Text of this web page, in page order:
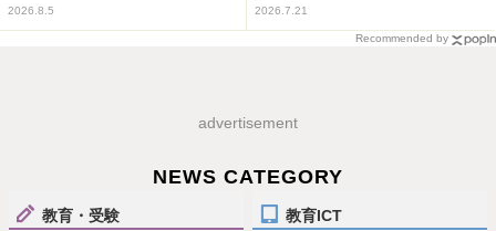
2026.8.5 2026.7.21
Recommended by
advertisement
NEWS CATEGORY
教育・受験 教育ICT